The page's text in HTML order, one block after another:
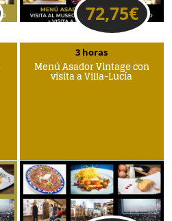
72,75€
3 horas
Menú Asador Vintage con
visita a Villa-Lucía